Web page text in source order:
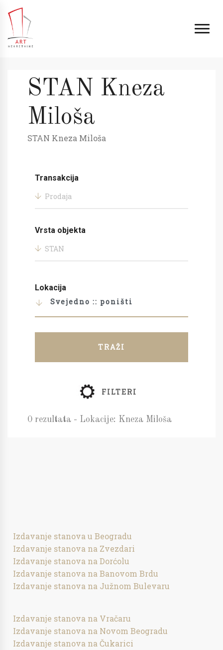
STAN Kneza
Miloša
STAN Kneza Miloša
Transakcija
Prodaja
Vrsta objekta
STAN
Lokacija
Svejedno :: poništi
TRAŽI
FILTERI
0 rezultata - Lokacije: Kneza Miloša
Izdavanje stanova u Beogradu
Izdavanje stanova na Zvezdari
Izdavanje stanova na Dorćolu
Izdavanje stanova na Banovom Brdu
Izdavanje stanova na Južnom Bulevaru
Izdavanje stanova na Vračaru
Izdavanje stanova na Novom Beogradu
Izdavanje stanova na Čukarici